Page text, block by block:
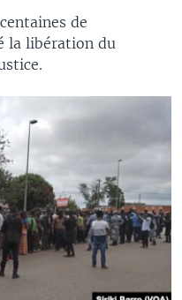
de
la libération du